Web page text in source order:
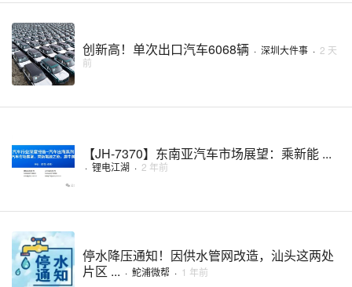
创新高！单次出口汽车6068辆 · 深圳大件事 · 2 天
前
【JH-7370】东南亚汽车市场展望：乘新能 ...
· 锂电江湖 · 2 年前
停水降压通知！因供水管网改造，汕头这两处
片区 ... · 鮀浦微帮 · 1 年前